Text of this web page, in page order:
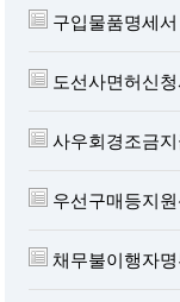
구입물품명세
도선사면허신
사우회경조금
우선구매등지
채무불이행자